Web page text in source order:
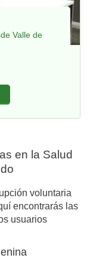
Valle de
en la Salud
voluntaria
encontrarás las
usuarios